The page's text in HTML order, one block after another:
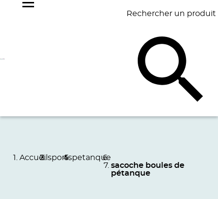
Rechercher un produit
BAGAGERIE BUREAU
Accueil sportspetanque
sacoche boules de
pétanque